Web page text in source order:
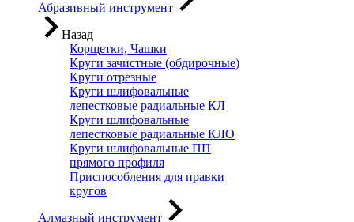
Абразивный инструмент
Назад
Корщетки, Чашки
Круги зачистные (обдирочные)
Круги отрезные
Круги шлифовальные
лепестковые радиальные КЛ
Круги шлифовальные
лепестковые радиальные КЛО
Круги шлифовальные ПП
прямого профиля
Приспособления для правки
кругов
Алмазный инструмент